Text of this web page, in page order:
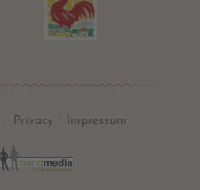
Privacy Impressum